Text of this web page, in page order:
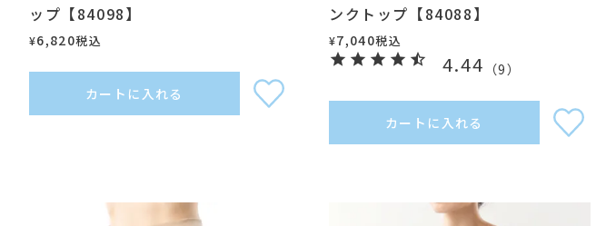
ップ【84098】
¥6,820税込
カートに入れる
ンクトップ【84088】
¥7,040税込
4.44 （9）
カートに入れる